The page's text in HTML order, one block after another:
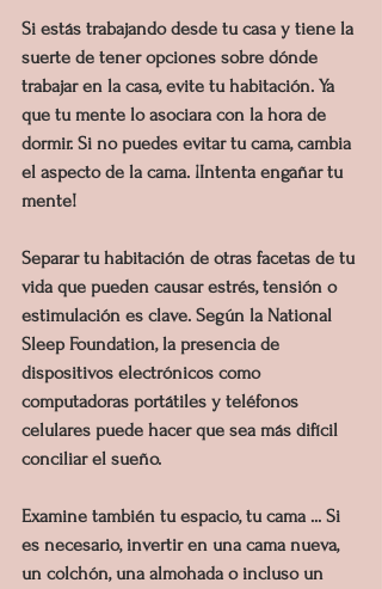
Si estás trabajando desde tu casa y tiene la
suerte de tener opciones sobre dónde
trabajar en la casa, evite tu habitación. Ya
que tu mente lo asociara con la hora de
dormir. Si no puedes evitar tu cama, cambia
el aspecto de la cama. ¡Intenta engañar tu
mente!
Separar tu habitación de otras facetas de tu
vida que pueden causar estrés, tensión o
estimulación es clave. Según la National
Sleep Foundation, la presencia de
dispositivos electrónicos como
computadoras portátiles y teléfonos
celulares puede hacer que sea más difícil
conciliar el sueño.
Examine también tu espacio, tu cama ... Si
es necesario, invertir en una cama nueva,
un colchón, una almohada o incluso un